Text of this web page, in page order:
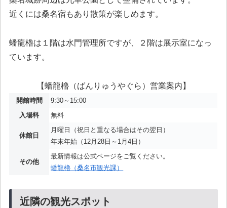
近くには桑名宿もあり散策が楽しめます。
蟠龍櫓は１階は水門管理所ですが、２階は展示室になっ
ています。
【蟠龍櫓（ばんりゅうやぐら）営業案内】
開館時間
9:30～15:00
入場料
無料
休館日
月曜日（祝日と重なる場合はその翌日）
年末年始（12月28日～1月4日）
その他
最新情報は公式ページをご覧ください。
蟠龍櫓（桑名市観光課）
近隣の観光スポット